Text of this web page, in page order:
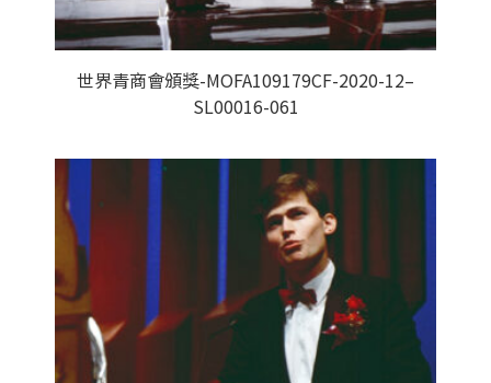
世界青商會頒獎-MOFA109179CF-2020-12–
SL00016-061